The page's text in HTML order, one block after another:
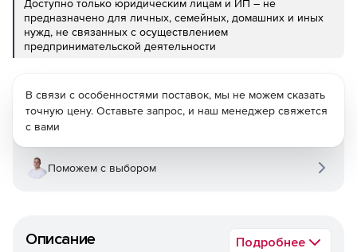
Доступно только юридическим лицам и ИП – не
предназначено для личных, семейных, домашних и иных
нужд, не связанных с осуществлением
предпринимательской деятельности
Описание Подробнее
В связи с особенностями поставок, мы не можем сказать
точную цену. Оставьте запрос, и наш менеджер свяжется
с вами
Поможем с выбором